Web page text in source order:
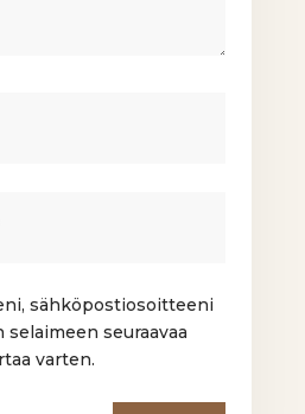
sähköpostiosoitteeni
seuraavaa
varten.